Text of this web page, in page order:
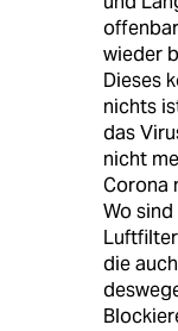
wieder
Dieses
nichts
das
nicht
Corona
Wo
die